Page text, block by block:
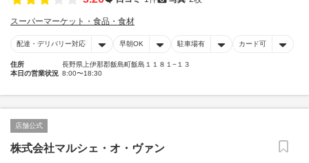
スーパーマーケット・食品・食材
配達・デリバリー対応 早朝OK 駐車場有 カード可
住所
長野県上伊那郡飯島町飯島１１８１−１３
本日の営業状況 8:00〜18:30
店舗公式
株式会社マルシェ・オ・ヴァン